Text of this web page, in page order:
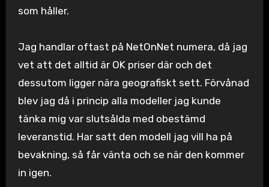
som håller.
Jag handlar oftast på NetOnNet numera, då jag
vet att det alltid är OK priser där och det
dessutom ligger nära geografiskt sett. Förvånad
blev jag då i princip alla modeller jag kunde
tänka mig var slutsålda med obestämd
leveranstid. Har satt den modell jag vill ha på
bevakning, så får vänta och se när den kommer
in igen.